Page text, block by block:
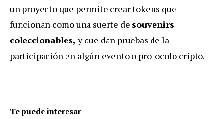
un proyecto que permite crear tokens que
funcionan como una suerte de souvenirs
coleccionables, y que dan pruebas de la
participación en algún evento o protocolo cripto.
Te puede interesar